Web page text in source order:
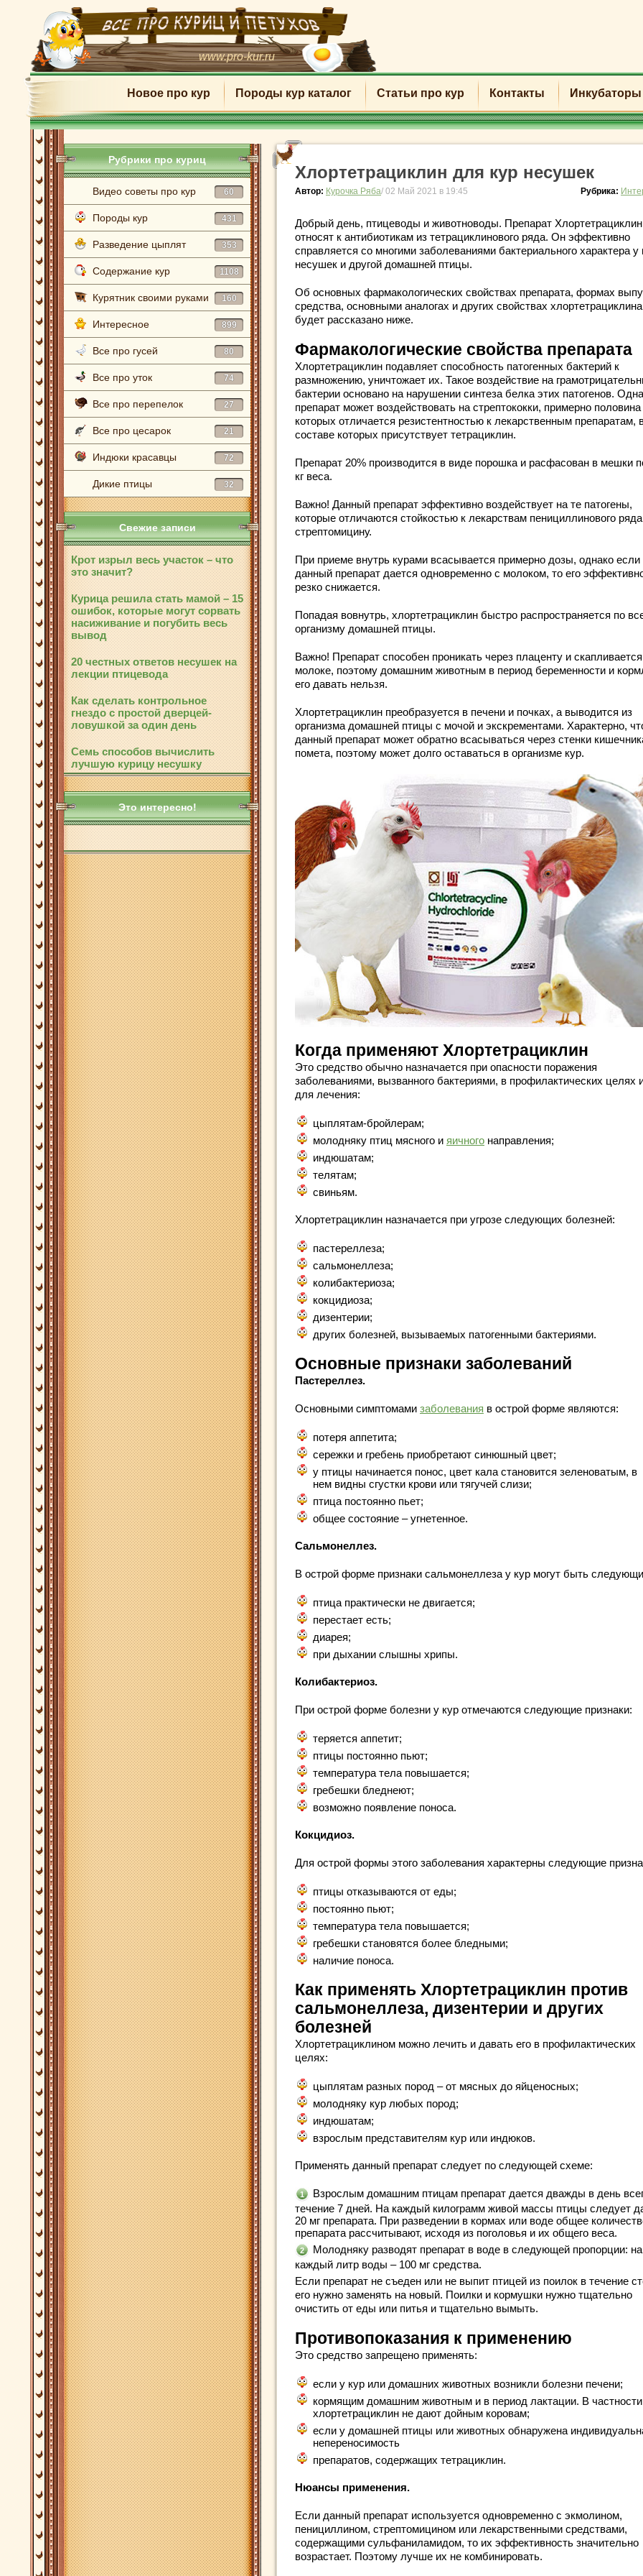
www.pro-kur.ru
Новое про кур Породы кур каталог Статьи про кур Контакты Инкубаторы
Рубрики про куриц
Видео советы про кур 60
Породы кур 431
Разведение цыплят 353
Содержание кур 1108
Курятник своими руками 160
Интересное 899
Все про гусей 80
Все про уток 74
Все про перепелок 27
Все про цесарок 21
Индюки красавцы 72
Дикие птицы 32
Свежие записи
Крот изрыл весь участок – что
это значит?
Курица решила стать мамой – 15
ошибок, которые могут сорвать
насиживание и погубить весь
вывод
20 честных ответов несушек на
лекции птицевода
Как сделать контрольное
гнездо с простой дверцей-
ловушкой за один день
Семь способов вычислить
лучшую курицу несушку
Это интересно!
Хлортетрациклин для кур несушек
Автор: Курочка Ряба/ 02 Май 2021 в 19:45 Рубрика:
Добрый день, птицеводы и животноводы. Препарат Хлортетрациклин
относят к антибиотикам из тетрациклинового ряда. Он эффективно
справляется со многими заболеваниями бактериального характера у
несушек и другой домашней птицы.
Об основных фармакологических свойствах препарата, формах
средства, основными аналогах и других свойствах хлортетрациклина
будет рассказано ниже.
Фармакологические свойства препарата
Хлортетрациклин подавляет способность патогенных бактерий к
размножению, уничтожает их. Такое воздействие на
бактерии основано на нарушении синтеза белка этих патогенов.
препарат может воздействовать на стрептококки, примерно половина
которых отличается резистентностью к лекарственным препаратам,
составе которых присутствует тетрациклин.
Препарат 20% производится в виде порошка и расфасован в мешки
кг веса.
Важно! Данный препарат эффективно воздействует на те патогены,
которые отличаются стойкостью к лекарствам пенициллинового
стрептомицину.
При приеме внутрь курами всасывается примерно дозы, однако если
данный препарат дается одновременно с молоком, то его
резко снижается.
Попадая вовнутрь, хлортетрациклин быстро распространяется по
организму домашней птицы.
Важно! Препарат способен проникать через плаценту и
молоке, поэтому домашним животным в период беременности и
его давать нельзя.
Хлортетрациклин преобразуется в печени и почках, а выводится из
организма домашней птицы с мочой и экскрементами. Характерно,
данный препарат может обратно всасываться через стенки
помета, поэтому может долго оставаться в организме кур.
Когда применяют Хлортетрациклин
Это средство обычно назначается при опасности поражения
заболеваниями, вызванного бактериями, в профилактических целях
для лечения:
цыплятам-бройлерам;
молодняку птиц мясного и яичного направления;
индюшатам;
телятам;
свиньям.
Хлортетрациклин назначается при угрозе следующих болезней:
пастереллеза;
сальмонеллеза;
колибактериоза;
кокцидиоза;
дизентерии;
других болезней, вызываемых патогенными бактериями.
Основные признаки заболеваний
Пастереллез.
Основными симптомами заболевания в острой форме являются:
потеря аппетита;
сережки и гребень приобретают синюшный цвет;
у птицы начинается понос, цвет кала становится зеленоватым, в
нем видны сгустки крови или тягучей слизи;
птица постоянно пьет;
общее состояние – угнетенное.
Сальмонеллез.
В острой форме признаки сальмонеллеза у кур могут быть
птица практически не двигается;
перестает есть;
диарея;
при дыхании слышны хрипы.
Колибактериоз.
При острой форме болезни у кур отмечаются следующие признаки:
теряется аппетит;
птицы постоянно пьют;
температура тела повышается;
гребешки бледнеют;
возможно появление поноса.
Кокцидиоз.
Для острой формы этого заболевания характерны следующие
птицы отказываются от еды;
постоянно пьют;
температура тела повышается;
гребешки становятся более бледными;
наличие поноса.
Как применять Хлортетрациклин против
сальмонеллеза, дизентерии и других
болезней
Хлортетрациклином можно лечить и давать его в профилактических
целях:
цыплятам разных пород – от мясных до яйценосных;
молодняку кур любых пород;
индюшатам;
взрослым представителям кур или индюков.
Применять данный препарат следует по следующей схеме:
Взрослым домашним птицам препарат дается дважды в день
течение 7 дней. На каждый килограмм живой массы птицы следует
20 мг препарата. При разведении в кормах или воде общее
препарата рассчитывают, исходя из поголовья и их общего веса.
Молодняку разводят препарат в воде в следующей пропорции: на
каждый литр воды – 100 мг средства.
Если препарат не съеден или не выпит птицей из поилок в течение
его нужно заменять на новый. Поилки и кормушки нужно тщательно
очистить от еды или питья и тщательно вымыть.
Противопоказания к применению
Это средство запрещено применять:
если у кур или домашних животных возникли болезни печени;
кормящим домашним животным и в период лактации. В
хлортетрациклин не дают дойным коровам;
если у домашней птицы или животных обнаружена
непереносимость
препаратов, содержащих тетрациклин.
Нюансы применения.
Если данный препарат используется одновременно с экмолином,
пенициллином, стрептомицином или лекарственными средствами,
содержащими сульфаниламидом, то их эффективность значительно
возрастает. Поэтому лучше их не комбинировать.